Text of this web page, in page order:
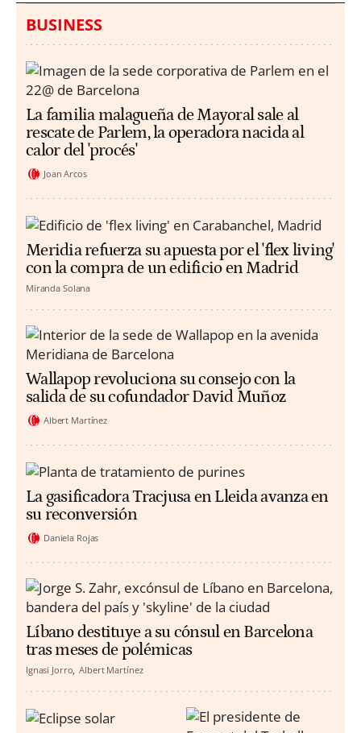
BUSINESS
La familia malagueña de Mayoral sale al
rescate de Parlem, la operadora nacida al
calor del 'procés'
Joan Arcos
Meridia refuerza su apuesta por el 'flex living'
con la compra de un edificio en Madrid
Miranda Solana
Wallapop revoluciona su consejo con la
salida de su cofundador David Muñoz
Albert Martínez
La gasificadora Tracjusa en Lleida avanza en
su reconversión
Daniela Rojas
Líbano destituye a su cónsul en Barcelona
tras meses de polémicas
Ignasi Jorro Albert Martínez